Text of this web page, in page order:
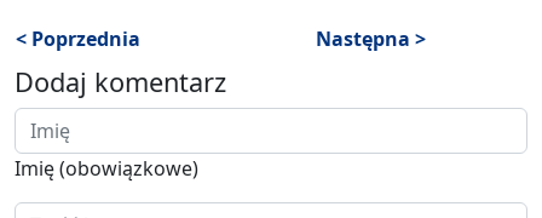
< Poprzednia Następna >
Dodaj komentarz
Imię (obowiązkowe)